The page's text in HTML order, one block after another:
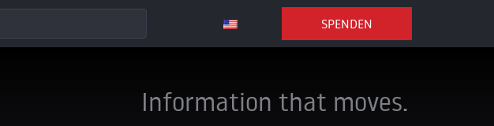
SPENDEN
Information that moves.